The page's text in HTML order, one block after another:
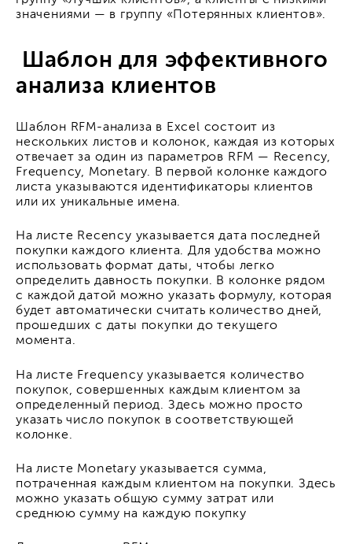
значениями — в группу «Потерянных клиентов».
Шаблон для эффективного
анализа клиентов
Шаблон RFM-анализа в Excel состоит из
нескольких листов и колонок, каждая из которых
отвечает за один из параметров RFM — Recency,
Frequency, Monetary. В первой колонке каждого
листа указываются идентификаторы клиентов
или их уникальные имена.
На листе Recency указывается дата последней
покупки каждого клиента. Для удобства можно
использовать формат даты, чтобы легко
определить давность покупки. В колонке рядом
с каждой датой можно указать формулу, которая
будет автоматически считать количество дней,
прошедших с даты покупки до текущего
момента.
На листе Frequency указывается количество
покупок, совершенных каждым клиентом за
определенный период. Здесь можно просто
указать число покупок в соответствующей
колонке.
На листе Monetary указывается сумма,
потраченная каждым клиентом на покупки. Здесь
можно указать общую сумму затрат или
среднюю сумму на каждую покупку